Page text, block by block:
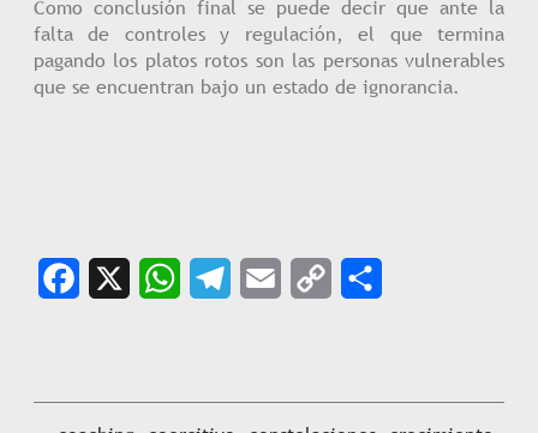
Como conclusión final se puede decir que ante la
falta de controles y regulación, el que termina
pagando los platos rotos son las personas vulnerables
que se encuentran bajo un estado de ignorancia.